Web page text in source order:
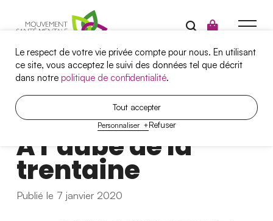
Campagnes
Santé mentale et travail
Projets
Outils
Article
À l’aube de la
trentaine
Publié le 7 janvier 2020
Le respect de votre vie privée compte pour nous. En utilisant
ce site, vous acceptez le suivi des données tel que décrit
dans notrepolitique de confidentialité.
Personnaliser +Refuser
Tout accepter